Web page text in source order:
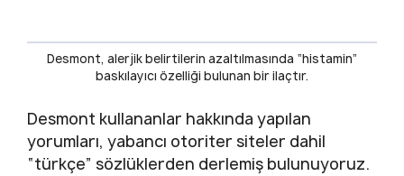
Desmont, alerjik belirtilerin azaltılmasında “histamin”
baskılayıcı özelliği bulunan bir ilaçtır.
Desmont kullananlar hakkında yapılan
yorumları, yabancı otoriter siteler dahil
“türkçe” sözlüklerden derlemiş bulunuyoruz.